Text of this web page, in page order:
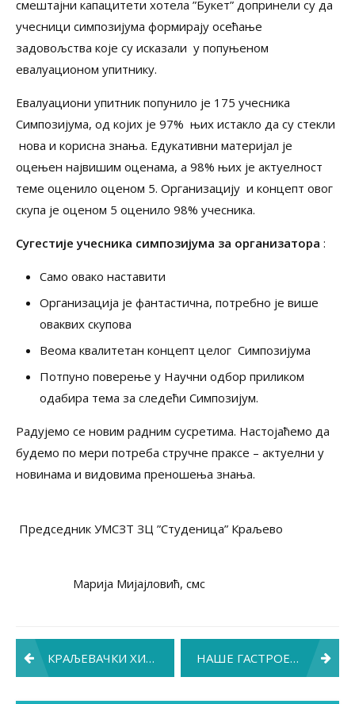
смештајни капацитети хотела ”Букет” допринели су да
учесници симпозијума формирају осећање
задовољства које су исказали у попуњеном
евалуационом упитнику.
Евалуациони упитник попунило је 175 учесника
Симпозијума, од којих је 97% њих истакло да су стекли
нова и корисна знања. Едукативни материјал је
оцењен највишим оценама, а 98% њих је актуелност
теме оценило оценом 5. Организацију и концепт овог
скупа је оценом 5 оценило 98% учесника.
Сугестије учесника симпозијума за организатора :
Само овако наставити
Организација је фантастична, потребно је више
оваквих скупова
Веома квалитетан концепт целог Симпозијума
Потпуно поверење у Научни одбор приликом
одабира тема за следећи Симпозијум.
Радујемо се новим радним сусретима. Настојаћемо да
будемо по мери потреба стручне праксе – актуелни у
новинама и видовима преношења знања.
Председник УМСЗТ ЗЦ ”Студеница” Краљево
Марија Мијајловић, смс
Post
navigation
КРАЉЕВАЧКИ ХИРУРЗИ ДОМАЋИНИ ХИРУРШКЕ СЕКЦИЈЕ СРПСКОГ ЛЕКАРСКОГ ДРУШТВА НАШЕ ГАСТРОЕНТЕРОЛОШКЕ СЕСТРЕ НА ЈОШ ЈЕДНОЈ ЕДУКАЦИЈИ